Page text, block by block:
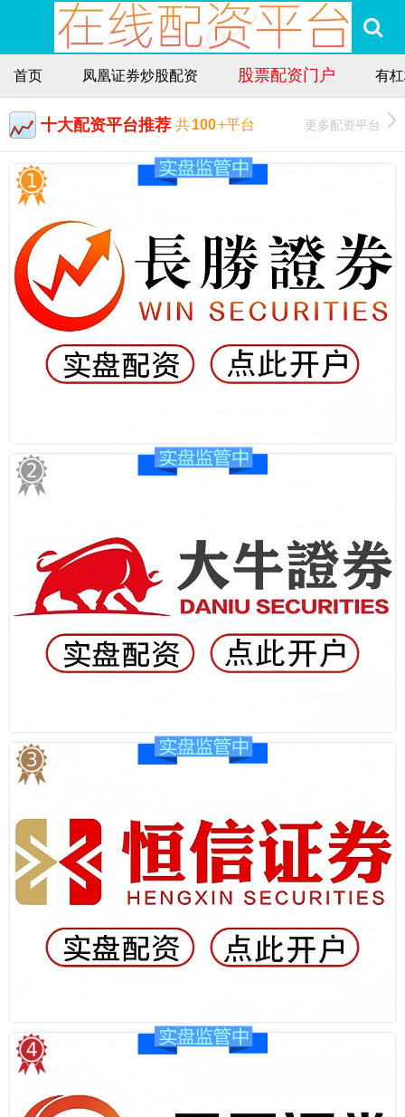
首页 凤凰证券炒股配资 股票配资门户 有
十大配资平台推荐 共100+平台 更多配资平台